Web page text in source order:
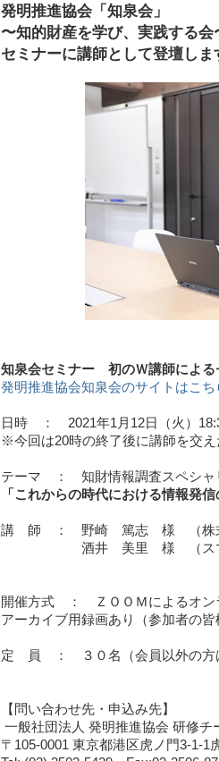
発明推進協会「知泉会」
〜知的財産を学び、実践する会
セミナーに講師として登壇しま
知泉会セミナー 初のＷ講師による
発明推進協会知泉会のサイトはこち
日時 ： 2021年1月12日（火
※今回は20時の終了後に講師を交
テーマ ： 知財情報調査ス
「これからの時代における情報発
講 師 ： 野崎 篤志 様 （株式会
酒井 美里 様 （スマ
開催方式 ： ＺＯＯＭによる
アーカイブ用録画あり（参加者の
定 員 ： ３０名（会員以外の方は
【問い合わせ先・申込み先】
一般社団法人 発明推進協会 研修チ
〒105-0001 東京都港区虎ノ門3-1-1